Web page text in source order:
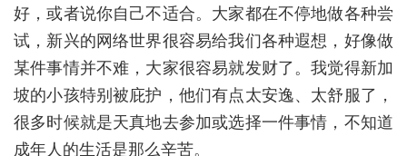
好，或者说你自己不适合。大家都在不停地做各种尝
试，新兴的网络世界很容易给我们各种遐想，好像做
某件事情并不难，大家很容易就发财了。我觉得新加
坡的小孩特别被庇护，他们有点太安逸、太舒服了，
很多时候就是天真地去参加或选择一件事情，不知道
成年人的生活是那么辛苦。